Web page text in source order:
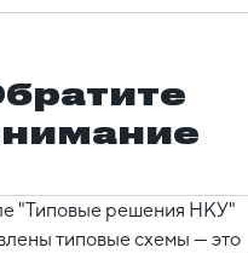
"Типовые решения НКУ"
типовые схемы — это